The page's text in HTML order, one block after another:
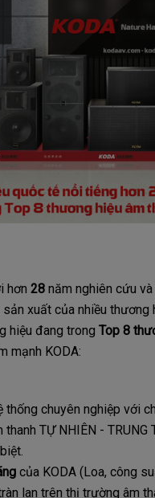
hơn 28 năm nghiên cứu
xuất của nhiều
hiệu đang trong Top 8
mạnh KODA:
chuyên nghiệp với
TỰ NHIÊN -
của KODA (Loa, công
lan trên thị trường âm